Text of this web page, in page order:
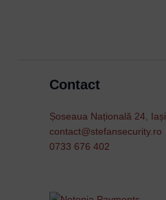
Contact
Șoseaua Națională 24, Iași
contact@stefansecurity.ro
0733 676 402